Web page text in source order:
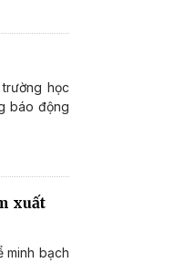
học
báo động
xuất
minh bạch